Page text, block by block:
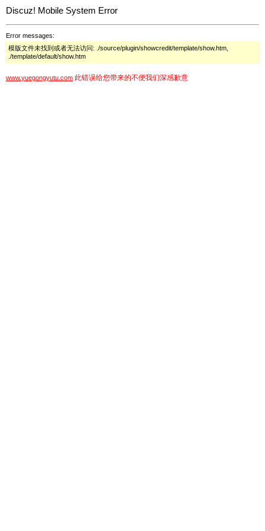
Discuz! Mobile System Error
Error messages:
模版文件未找到或者无法访问: ./source/plugin/showcredit/template/show.htm,
./template/default/show.htm
www.yuegongyutu.com 此错误给您带来的不便我们深感歉意